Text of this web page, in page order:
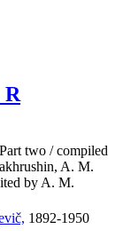
R
two / compiled
A. M.
by A. M.
1892-1950